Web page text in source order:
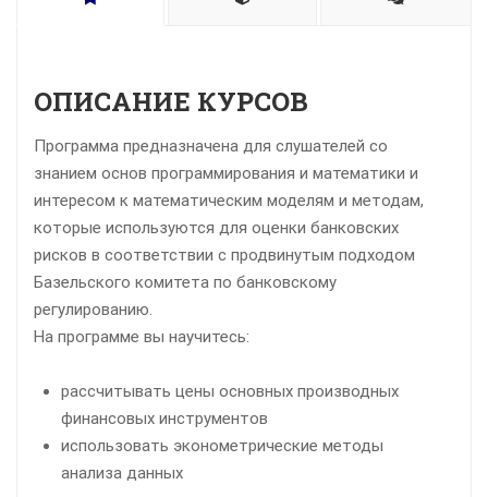
ОПИСАНИЕ КУРСОВ
Программа предназначена для слушателей со
знанием основ программирования и математики и
интересом к математическим моделям и методам,
которые используются для оценки банковских
рисков в соответствии с продвинутым подходом
Базельского комитета по банковскому
регулированию.
На программе вы научитесь:
рассчитывать цены основных производных
финансовых инструментов
использовать эконометрические методы
анализа данных